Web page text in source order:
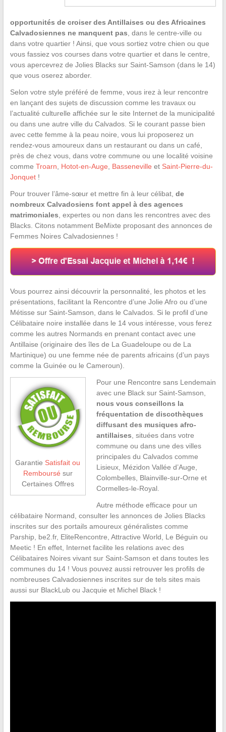
opportunités de croiser des Antillaises ou des Africaines
Calvadosiennes ne manquent pas , dans le centre-ville ou
dans votre quartier ! Ainsi, que vous sortiez votre chien ou que
vous fassiez vos courses dans votre quartier et dans le centre,
vous apercevrez de Jolies Blacks sur Saint-Samson (dans le 14)
que vous oserez aborder.
Selon votre style préféré de femme, vous irez à leur rencontre
en lançant des sujets de discussion comme les travaux ou
l’actualité culturelle affichée sur le site Internet de la municipalité
ou dans une autre ville du Calvados. Si le courant passe bien
avec cette femme à la peau noire, vous lui proposerez un
rendez-vous amoureux dans un restaurant ou dans un café,
près de chez vous, dans votre commune ou une localité voisine
comme Troarn Hotot-en-Auge Basseneville et Saint-Pierre-du-
Jonquet!
Pour trouver l’âme-sœur et mettre fin à leur célibat, de
nombreux Calvadosiens font appel à des agences
matrimoniales , expertes ou non dans les rencontres avec des
Blacks. Citons notamment BeMixte proposant des annonces de
Femmes Noires Calvadosiennes !
Vous pourrez ainsi découvrir la personnalité, les photos et les
présentations, facilitant la Rencontre d’une Jolie Afro ou d’une
Métisse sur Saint-Samson, dans le Calvados. Si le profil d’une
Célibataire noire installée dans le 14 vous intéresse, vous ferez
comme les autres Normands en prenant contact avec une
Antillaise (originaire des îles de La Guadeloupe ou de La
Martinique) ou une femme née de parents africains (d’un pays
comme la Guinée ou le Cameroun).
Garantie Satisfait ou
Remboursé sur
Certaines Offres
Pour une Rencontre sans Lendemain
avec une Black sur Saint-Samson,
nous vous conseillons la
fréquentation de discothèques
diffusant des musiques afro-
antillaises , situées dans votre
commune ou dans une des villes
principales du Calvados comme
Lisieux, Mézidon Vallée d’Auge,
Colombelles, Blainville-sur-Orne et
Cormelles-le-Royal.
Autre méthode efficace pour un
célibataire Normand, consulter les annonces de Jolies Blacks
inscrites sur des portails amoureux généralistes comme
Parship, be2.fr, EliteRencontre, Attractive World, Le Béguin ou
Meetic ! En effet, Internet facilite les relations avec des
Célibataires Noires vivant sur Saint-Samson et dans toutes les
communes du 14 ! Vous pouvez aussi retrouver les profils de
nombreuses Calvadosiennes inscrites sur de tels sites mais
aussi sur BlackLub ou Jacquie et Michel Black !